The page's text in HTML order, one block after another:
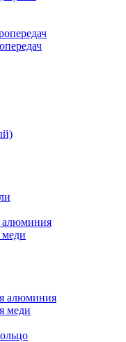
алюминия
меди
алюминия
меди